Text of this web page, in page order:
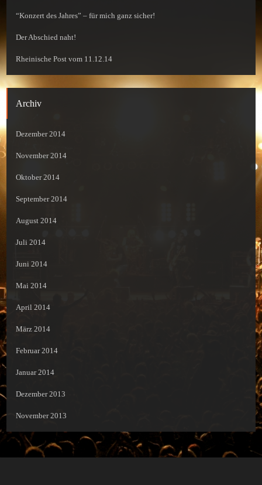
“Konzert des Jahres” – für mich ganz sicher!
Der Abschied naht!
Rheinische Post vom 11.12.14
Archiv
Dezember 2014
November 2014
Oktober 2014
September 2014
August 2014
Juli 2014
Juni 2014
Mai 2014
April 2014
März 2014
Februar 2014
Januar 2014
Dezember 2013
November 2013